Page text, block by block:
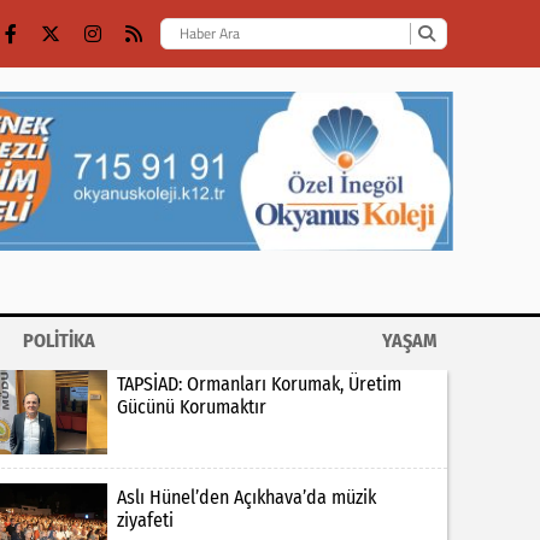
POLİTİKA
YAŞAM
TAPSİAD: Ormanları Korumak, Üretim
Gücünü Korumaktır
Aslı Hünel’den Açıkhava’da müzik
ziyafeti